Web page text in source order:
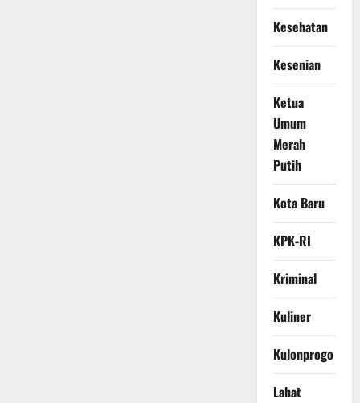
Kesehatan
Kesenian
Ketua
Umum
Merah
Putih
Kota Baru
KPK-RI
Kriminal
Kuliner
Kulonprogo
Lahat